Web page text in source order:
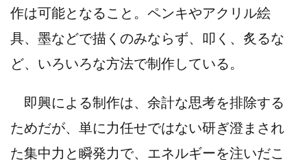
作は可能となること。ペンキやアクリル絵
具、墨などで描くのみならず、叩く、炙るな
ど、いろいろな方法で制作している。
即興による制作は、余計な思考を排除する
ためだが、単に力任せではない研ぎ澄まされ
た集中力と瞬発力で、エネルギーを注いだこ